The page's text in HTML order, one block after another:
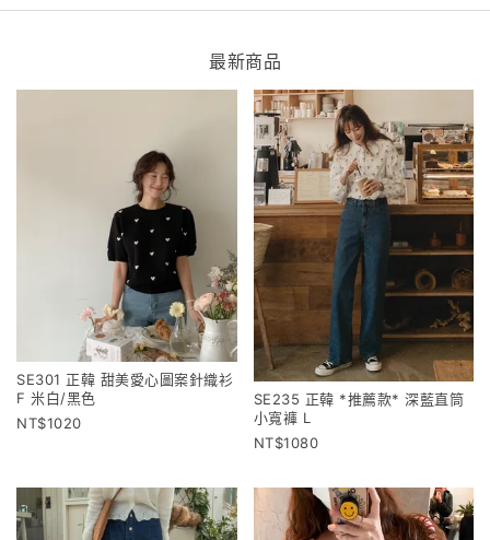
最新商品
SE301 正韓 甜美愛心圖案針織衫
F 米白/黑色
1020
SE235 正韓 *推薦款* 深藍直筒
小寬褲 L
1080